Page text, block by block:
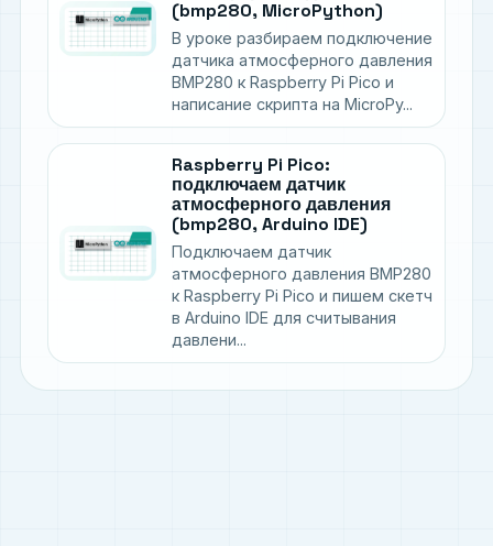
(bmp280, MicroPython)
В уроке разбираем подключение
датчика атмосферного давления
BMP280 к Raspberry Pi Pico и
написание скрипта на MicroPy...
Raspberry Pi Pico:
подключаем датчик
атмосферного давления
(bmp280, Arduino IDE)
Подключаем датчик
атмосферного давления BMP280
к Raspberry Pi Pico и пишем скетч
в Arduino IDE для считывания
давлени...